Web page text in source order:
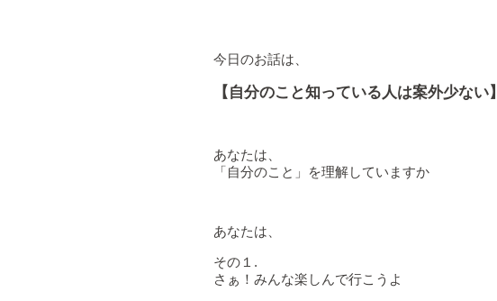
今日のお話は、
【自分のこと知っている人は案外少ない】
あなたは、
「自分のこと」を理解していますか
あなたは、
その１.
さぁ！みんな楽しんで行こうよ